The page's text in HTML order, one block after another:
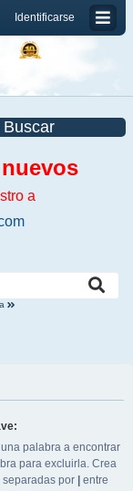
Identificarse
Buscar
a
palabra a encontrar
para excluirla. Crea
por
entre